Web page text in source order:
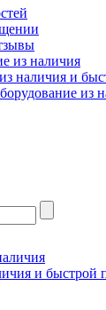
наличия и
и быстрой